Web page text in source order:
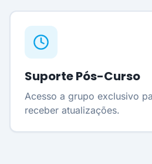
Suporte Pós-Curso
Acesso a grupo exclusivo
receber atualizações.